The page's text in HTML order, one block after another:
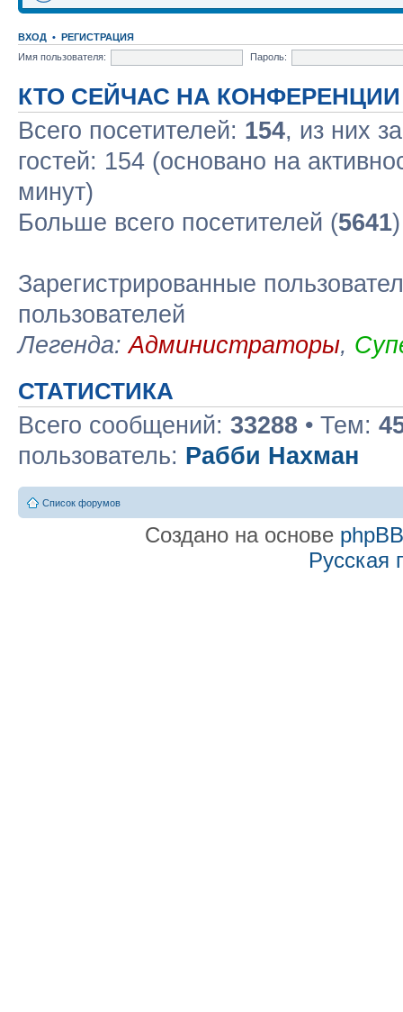
ВХОД • РЕГИСТРАЦИЯ
Имя пользователя:
Пароль:
КТО СЕЙЧАС НА КОНФЕРЕНЦИИ
Всего посетителей: 154, из них
гостей: 154 (основано на
минут)
Больше всего посетителей (5641
Зарегистрированные
пользователей
Легенда:Администраторы,
СТАТИСТИКА
Всего сообщений: 33288 • Тем:
пользователь: Рабби Нахман
Список форумов
Создано на основе phpBB
Русская